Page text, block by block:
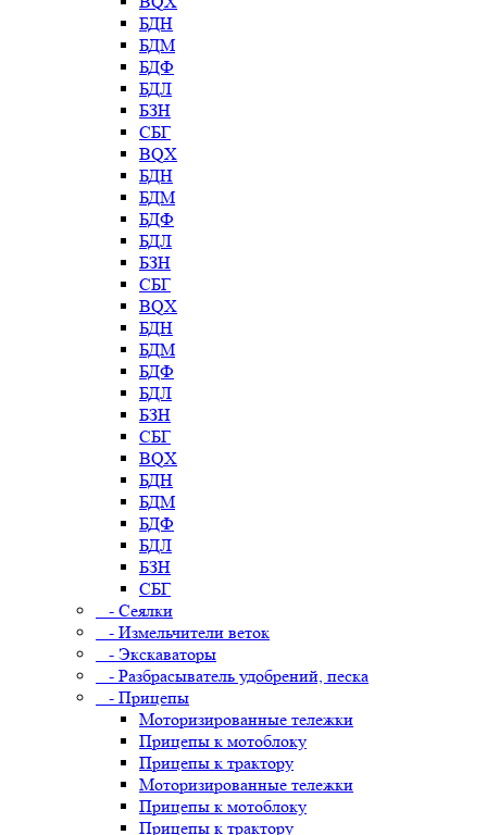
БДН
БДМ
БДФ
БДЛ
БЗН
СБГ
BQX
БДН
БДМ
БДФ
БДЛ
БЗН
СБГ
BQX
БДН
БДМ
БДФ
БДЛ
БЗН
СБГ
BQX
БДН
БДМ
БДФ
БДЛ
БЗН
СБГ
- Сеялки
- Измельчители веток
- Экскаваторы
- Разбрасыватель удобрений, песка
- Прицепы
Моторизированные тележки
Прицепы к мотоблоку
Прицепы к трактору
Моторизированные тележки
Прицепы к мотоблоку
Прицепы к трактору